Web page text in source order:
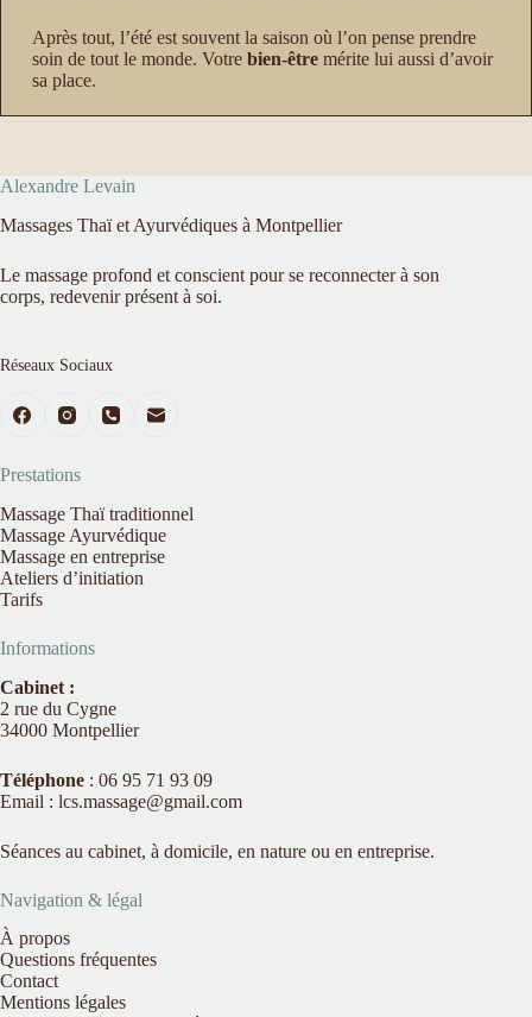
Après tout, l’été est souvent la saison où l’on pense prendre
soin de tout le monde. Votre bien-êtremérite lui aussi d’avoir
sa place.
Alexandre Levain
Massages Thaï et Ayurvédiques à Montpellier
Le massage profond et conscient pour se reconnecter à son
corps, redevenir présent à soi.
Réseaux Sociaux
Prestations
Massage Thaï traditionnel
Massage Ayurvédique
Massage en entreprise
Ateliers d’initiation
Tarifs
Informations
Cabinet :
2 rue du Cygne
34000 Montpellier
Téléphone : 06 95 71 93 09
Email : lcs.massage@gmail.com
Séances au cabinet, à domicile, en nature ou en entreprise.
Navigation & légal
À propos
Questions fréquentes
Contact
Mentions légales